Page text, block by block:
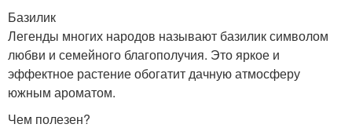
Базилик
Легенды многих народов называют базилик символом
любви и семейного благополучия. Это яркое и
эффектное растение обогатит дачную атмосферу
южным ароматом.
Чем полезен?